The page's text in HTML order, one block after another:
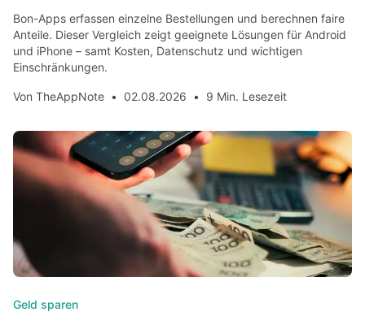
Bon-Apps erfassen einzelne Bestellungen und berechnen faire
Anteile. Dieser Vergleich zeigt geeignete Lösungen für Android
und iPhone – samt Kosten, Datenschutz und wichtigen
Einschränkungen.
Von TheAppNote • 02.08.2026 • 9 Min. Lesezeit
Geld sparen